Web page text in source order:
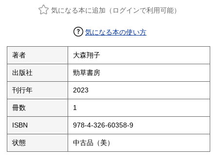
気になる本に追加（ログインで利用可能）
気になる本の使い方
著者 大森翔子
出版社 勁草書房
刊行年 2023
冊数 1
ISBN 978-4-326-60358-9
状態 中古品（美）